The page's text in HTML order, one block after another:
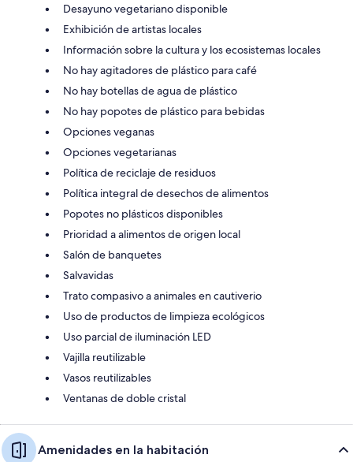
Desayuno vegetariano disponible
Exhibición de artistas locales
Información sobre la cultura y los ecosistemas locales
No hay agitadores de plástico para café
No hay botellas de agua de plástico
No hay popotes de plástico para bebidas
Opciones veganas
Opciones vegetarianas
Política de reciclaje de residuos
Política integral de desechos de alimentos
Popotes no plásticos disponibles
Prioridad a alimentos de origen local
Salón de banquetes
Salvavidas
Trato compasivo a animales en cautiverio
Uso de productos de limpieza ecológicos
Uso parcial de iluminación LED
Vajilla reutilizable
Vasos reutilizables
Ventanas de doble cristal
Amenidades en la habitación